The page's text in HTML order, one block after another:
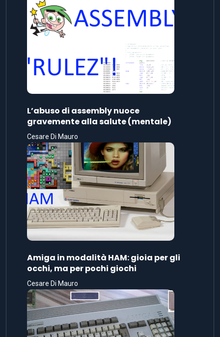
L’abuso di assembly nuoce
gravemente alla salute (mentale)
Cesare Di Mauro
Amiga in modalità HAM: gioia per gli
occhi, ma per pochi giochi
Cesare Di Mauro